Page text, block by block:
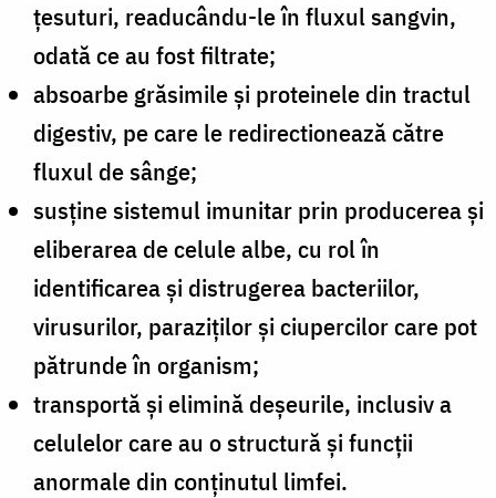
țesuturi, readucându-le în fluxul sangvin,
odată ce au fost filtrate;
absoarbe grăsimile și proteinele din tractul
digestiv, pe care le redirectionează către
fluxul de sânge;
susține sistemul imunitar prin producerea și
eliberarea de celule albe, cu rol în
identificarea și distrugerea bacteriilor,
virusurilor, paraziților și ciupercilor care pot
pătrunde în organism;
transportă și elimină deșeurile, inclusiv a
celulelor care au o structură și funcții
anormale din conținutul limfei.